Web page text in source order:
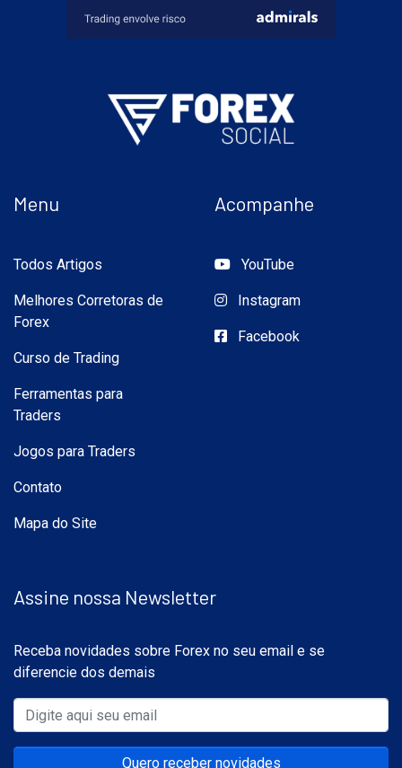
Menu
Todos Artigos
Melhores Corretoras de
Forex
Curso de Trading
Ferramentas para
Traders
Jogos para Traders
Contato
Mapa do Site
Acompanhe
YouTube
Instagram
Facebook
Assine nossa Newsletter
Receba novidades sobre Forex no seu email e se
diferencie dos demais
Quero receber novidades